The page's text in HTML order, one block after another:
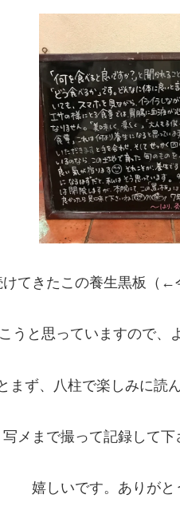
けてきたこの養生黒板（←
うと思っていますので、
まず、八柱で楽しみに読
メまで撮って記録して
嬉しいです。ありがと